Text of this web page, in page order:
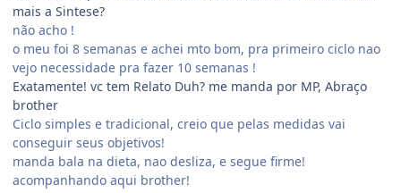
mais a Sintese?
não acho !
o meu foi 8 semanas e achei mto bom, pra primeiro ciclo nao
vejo necessidade pra fazer 10 semanas !
Exatamente! vc tem Relato Duh? me manda por MP, Abraço
brother
Ciclo simples e tradicional, creio que pelas medidas vai
conseguir seus objetivos!
manda bala na dieta, nao desliza, e segue firme!
acompanhando aqui brother!